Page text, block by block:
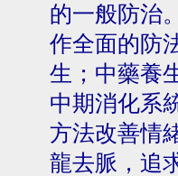
的一般防治
作全面的防
生；中藥養
中期消化系
方法改善情
龍去脈，追